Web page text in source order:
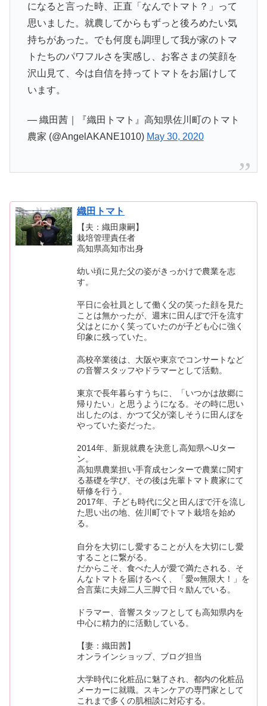
になると言った時、正直「なんでトマト？」って
思いました。就農してからもずっと後ろめたい気
持ちがあった。でも何度も調理して我が家のトマ
トたちのパワフルさを実感し、お客さまの笑顔を
沢山見て、今は自信を持ってトマトをお届けして
います。
— 織田茜｜『織田トマト』高知県佐川町のトマト
農家 (@AngelAKANE1010) May 30, 2020
織田トマト
【夫：織田康嗣】
栽培管理責任者
高知県高知市出身
幼い頃に見た父の姿がきっかけで農業を志
す。
平日に会社員として働く父の笑った顔を見た
ことは無かったが、週末に田んぼで汗を流す
父はとにかく笑っていたのが子ども心に強く
印象に残っていた。
高校卒業後は、大阪や東京でコンサートなど
の音響スタッフやドラマーとして活動。
東京で長年暮らすうちに、「いつかは故郷に
帰りたい」と思うようになる。その時に思い
出したのは、かつて父が楽しそうに田んぼを
やっていた姿だった。
2014年、新規就農を決意し高知県へUター
ン。
高知県農業担い手育成センターで農業に関す
る基礎を学び、その後は先輩トマト農家にて
研修を行う。
2017年、子ども時代に父と田んぼで汗を流し
た思い出の地、佐川町でトマト栽培を始め
る。
自分を大切にし愛することが人を大切にし愛
することに繋がる。
だからこそ、食べた人が愛で満たされる、そ
んなトマトを届けるべく、「愛∞無限大！」を
合言葉に夫婦二人三脚で日々励んでいる。
ドラマー、音響スタッフとしても高知県内を
中心に精力的に活動している。
【妻：織田茜】
オンラインショップ、ブログ担当
大学時代に化粧品に魅了され、都内の化粧品
メーカーに就職。スキンケアの専門家として
これまで多くの肌相談に対応する。